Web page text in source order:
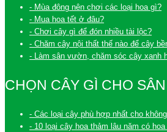
- Mùa đông nên chơi các loại hoa gì?
- Mua hoa tết ở đâu?
- Chơi cây gì để đón nhiều tài lộc?
- Chăm cây nội thất thế nào để cây
- Làm sân vườn, chăm sóc cây xanh
CHỌN CÂY GÌ CHO
- Các loại cây phù hợp nhất cho
- 10 loại cây hoa thảm lâu năm có